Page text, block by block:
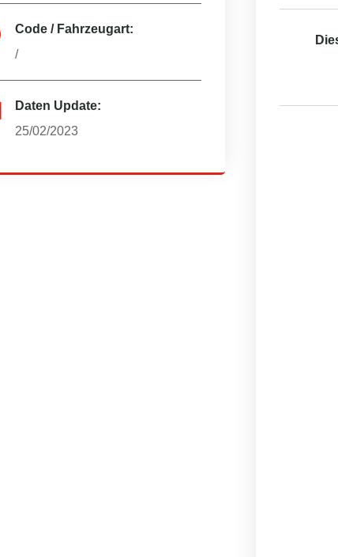
Code / Fahrzeugart:
/
Daten Update:
25/02/2023